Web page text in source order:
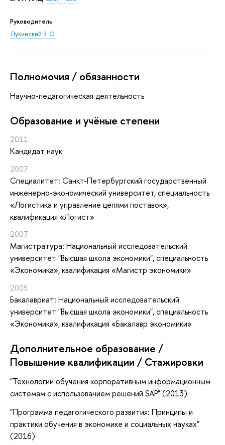
Руководитель
Лукинский В. С.
Полномочия / обязанности
Научно-педагогическая деятельность
Oбразование и учёные степени
2011
Кандидат наук
2007
Специалитет: Санкт-Петербургский государственный
инженерно-экономический университет, специальность
«Логистика и управление цепями поставок»,
квалификация «Логист»
2007
Магистратура: Национальный исследовательский
университет "Высшая школа экономики", специальность
«Экономика», квалификация «Магистр экономики»
2005
Бакалавриат: Национальный исследовательский
университет "Высшая школа экономики", специальность
«Экономика», квалификация «Бакалавр экономики»
Дополнительное образование /
Повышение квалификации / Стажировки
"Технологии обучения корпоративным информационным
системам с использованием решений SAP" (2013)
"Программа педагогического развития: Принципы и
практики обучения в экономике и социальных науках"
(2016)